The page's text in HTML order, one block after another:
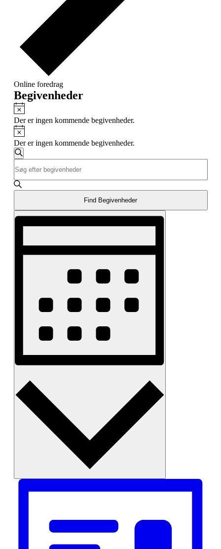
Online foredrag
Begivenheder
Notice
Der er ingen kommende begivenheder.
Notice
Der er ingen kommende begivenheder.
Begivenheder
Søgning
og
visninger
Navigation
Søg
efter
nøgleord.
Søg
efter
på
nøgleord.
Find Begivenheder
Begivenhed
Visninger